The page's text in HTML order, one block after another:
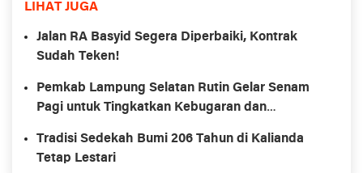
LIHAT JUGA
Jalan RA Basyid Segera Diperbaiki, Kontrak
Sudah Teken!
Pemkab Lampung Selatan Rutin Gelar Senam
Pagi untuk Tingkatkan Kebugaran dan
Tradisi Sedekah Bumi 206 Tahun di Kalianda
Tetap Lestari